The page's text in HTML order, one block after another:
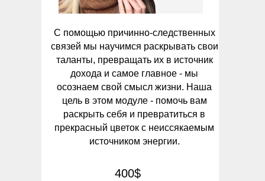
400$
С помощью причинно-следственных
связей мы научимся раскрывать свои
таланты, превращать их в источник
дохода и самое главное - мы
осознаем свой смысл жизни. Наша
цель в этом модуле - помочь вам
раскрыть себя и превратиться в
прекрасный цветок с неиссякаемым
источником энергии.